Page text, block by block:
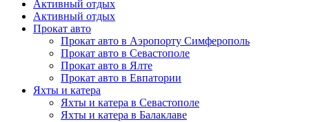
Активный отдых
Активный отдых
Прокат авто
Прокат авто в Аэропорту Симферополь
Прокат авто в Севастополе
Прокат авто в Ялте
Прокат авто в Евпатории
Яхты и катера
Яхты и катера в Севастополе
Яхты и катера в Балаклаве